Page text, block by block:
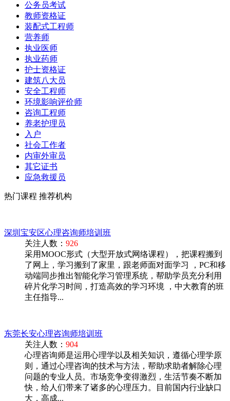
公务员考试
教师资格证
装配式工程师
营养师
执业医师
执业药师
护士资格证
建筑八大员
安全工程师
环境影响评价师
咨询工程师
养老护理员
入户
社会工作者
内审外审员
其它证书
应急救援员
热门课程 推荐机构
深圳宝安区心理咨询师培训班
关注人数： 926
采用MOOC形式（大型开放式网络课程），把课程搬到
了网上，学习搬到了家里，跟老师面对面学习 ，PC和移
动端同步推出智能化学习管理系统，帮助学员充分利用
碎片化学习时间，打造高效的学习环境 ，中大教育的班
主任指导...
东莞长安心理咨询师培训班
关注人数： 904
心理咨询师是运用心理学以及相关知识，遵循心理学原
则，通过心理咨询的技术与方法，帮助求助者解除心理
问题的专业人员。市场竞争变得激烈，生活节奏不断加
快，给人们带来了诸多的心理压力。目前国内行业缺口
大，高成...